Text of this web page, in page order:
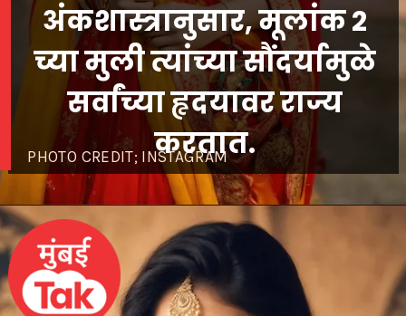
PHOTO CREDIT; INSTAGRAM
अंकशास्त्रानुसार, मूलांक 2
च्या मुली त्यांच्या सौंदर्यामुळे
सर्वांच्या हृदयावर राज्य
करतात.